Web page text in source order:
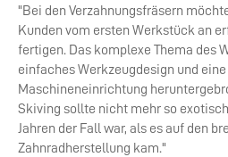
"Bei den Verzahnungsfräsern
Kunden vom ersten Werkstück an
fertigen. Das komplexe Thema des
einfaches Werkzeugdesign und
Maschineneinrichtung
Skiving sollte nicht mehr so
Jahren der Fall war, als es auf den
Zahnradherstellung kam."